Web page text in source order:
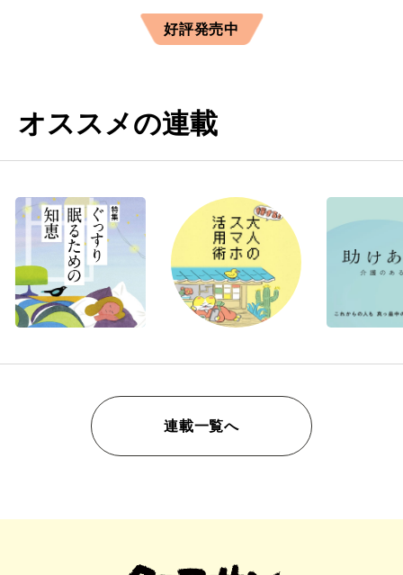
好評発売中
オススメの連載
連載一覧へ